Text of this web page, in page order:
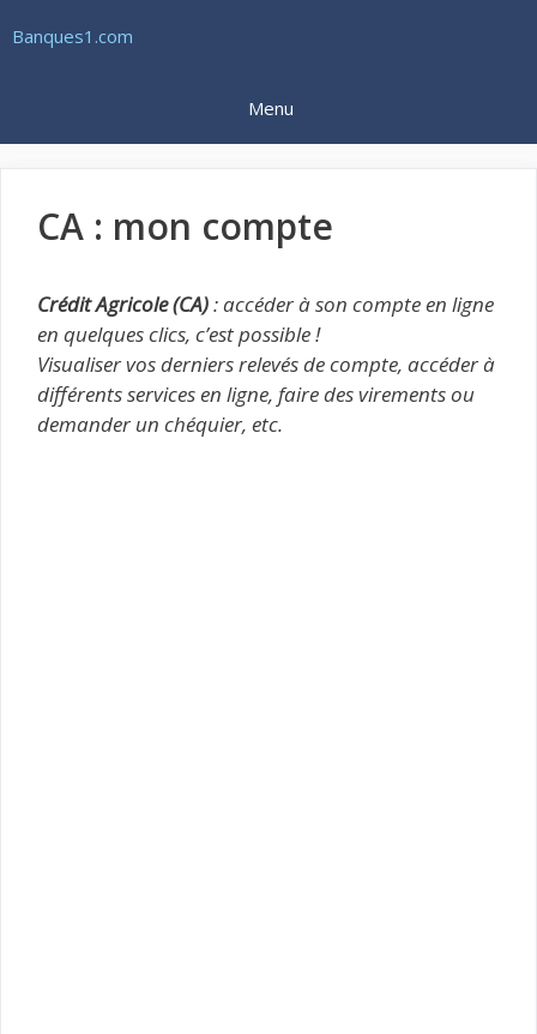
auBanques1.com
Menu
CA : mon compte
Crédit Agricole (CA): accéder à son compte en ligne
en quelques clics, c’est possible !
Visualiser vos derniers relevés de compte, accéder à
différents services en ligne, faire des virements ou
demander un chéquier, etc.